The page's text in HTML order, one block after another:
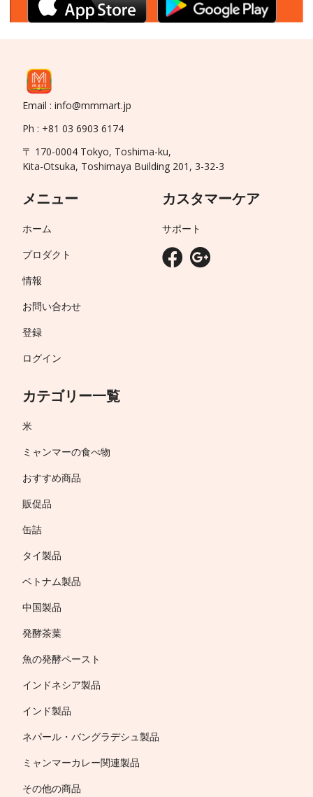
Email : info@mmmart.jp
Ph : +81 03 6903 6174
〒 170-0004 Tokyo, Toshima-ku,
Kita-Otsuka, Toshimaya Building 201, 3-32-3
メニュー
ホーム
プロダクト
情報
お問い合わせ
登録
ログイン
カテゴリー一覧
米
ミャンマーの食べ物
おすすめ商品
販促品
缶詰
タイ製品
ベトナム製品
中国製品
発酵茶葉
魚の発酵ペースト
インドネシア製品
インド製品
ネパール・バングラデシュ製品
ミャンマーカレー関連製品
その他の商品
カスタマーケア
サポート